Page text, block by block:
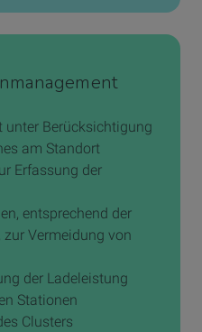
unter Berücksichtigung
am Standort
Erfassung der
entsprechend der
Vermeidung von
der Ladeleistung
Stationen
Clusters